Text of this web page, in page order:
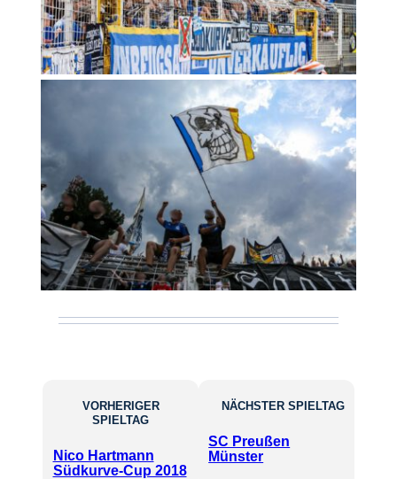
VORHERIGER
SPIELTAG
Nico Hartmann
Südkurve-Cup 2018
NÄCHSTER SPIELTAG
SC Preußen
Münster